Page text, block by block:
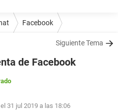
Facebook
Siguiente Tema
de Facebook
31 jul 2019 a las 18:06